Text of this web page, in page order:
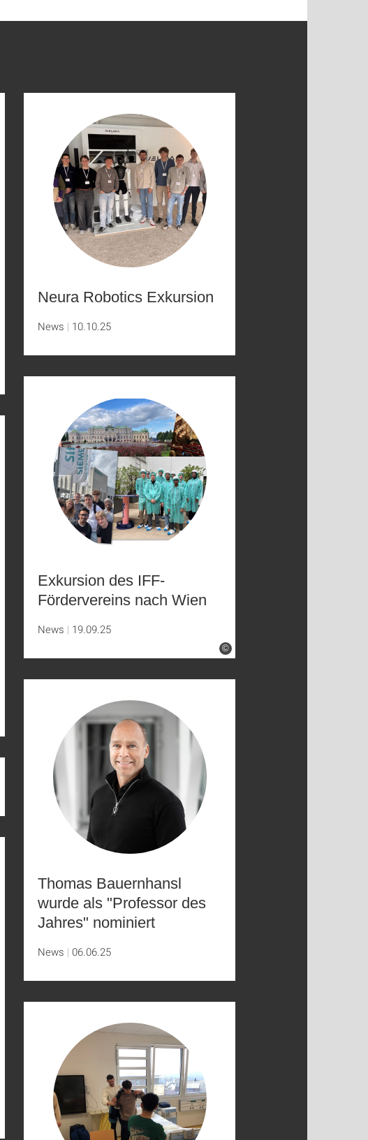
Neura Robotics Exkursion
News 10.10.25
©
Exkursion des IFF-
Fördervereins nach Wien
News 19.09.25
Thomas Bauernhansl
wurde als "Professor des
Jahres" nominiert
News 06.06.25